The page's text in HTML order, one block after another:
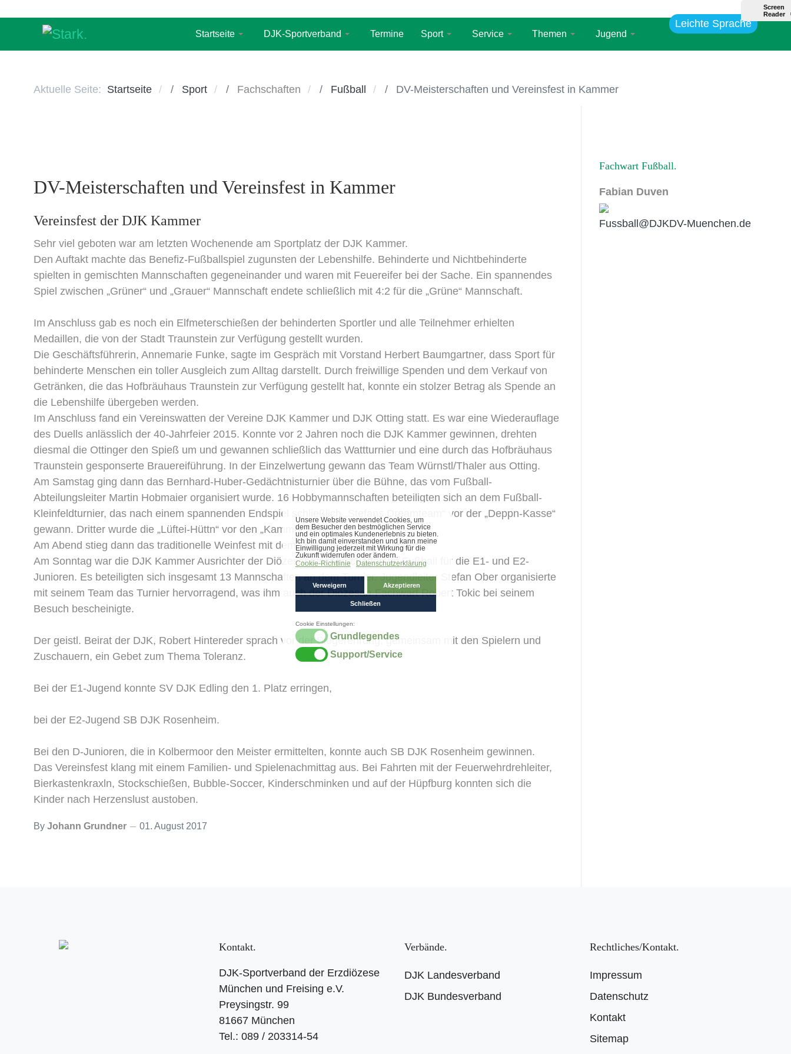
Leichte Sprache
Startseite DJK-Sportverband Termine Sport Service Themen Jugend
Aktuelle Seite: Startseite Sport Fachschaften Fußball DV-Meisterschaften und Vereinsfest in Kammer
DV-Meisterschaften und Vereinsfest in Kammer
Vereinsfest der DJK Kammer
Sehr viel geboten war am letzten Wochenende am Sportplatz der DJK Kammer.
Den Auftakt machte das Benefiz-Fußballspiel zugunsten der Lebenshilfe. Behinderte und Nichtbehinderte
spielten in gemischten Mannschaften gegeneinander und waren mit Feuereifer bei der Sache. Ein spannendes
Spiel zwischen „Grüner“ und „Grauer“ Mannschaft endete schließlich mit 4:2 für die „Grüne“ Mannschaft.
Im Anschluss gab es noch ein Elfmeterschießen der behinderten Sportler und alle Teilnehmer erhielten
Medaillen, die von der Stadt Traunstein zur Verfügung gestellt wurden.
Die Geschäftsführerin, Annemarie Funke, sagte im Gespräch mit Vorstand Herbert Baumgartner, dass Sport für
behinderte Menschen ein toller Ausgleich zum Alltag darstellt. Durch freiwillige Spenden und dem Verkauf von
Getränken, die das Hofbräuhaus Traunstein zur Verfügung gestellt hat, konnte ein stolzer Betrag als Spende an
die Lebenshilfe übergeben werden.
Im Anschluss fand ein Vereinswatten der Vereine DJK Kammer und DJK Otting statt. Es war eine Wiederauflage
des Duells anlässlich der 40-Jahrfeier 2015. Konnte vor 2 Jahren noch die DJK Kammer gewinnen, drehten
diesmal die Ottinger den Spieß um und gewannen schließlich das Wattturnier und eine durch das Hofbräuhaus
Traunstein gesponserte Brauereiführung. In der Einzelwertung gewann das Team Würnstl/Thaler aus Otting.
Am Samstag ging dann das Bernhard-Huber-Gedächtnisturnier über die Bühne, das vom Fußball-
Abteilungsleiter Martin Hobmaier organisiert wurde. 16 Hobbymannschaften beteiligten sich an dem Fußball-
Kleinfeldturnier, das nach einem spannenden Endspiel schließlich „Stefans Dreamteam“ vor der „Deppn-Kasse“
gewann. Dritter wurde die „Lüftei-Hüttn“ vor den „Kammer 98er“.
Am Abend stieg dann das traditionelle Weinfest mit dem Duo „Da oa und da ander“.
Am Sonntag war die DJK Kammer Ausrichter der Diözesanmeisterschaften im Fußball für die E1- und E2-
Junioren. Es beteiligten sich insgesamt 13 Mannschaften an dem Turnier. Jugendleiter Stefan Ober organisierte
mit seinem Team das Turnier hervorragend, was ihm auch der Diözesan-Fachwart Robert Tokic bei seinem
Besuch bescheinigte.
Der geistl. Beirat der DJK, Robert Hintereder sprach vor der Siegerehrung, gemeinsam mit den Spielern und
Zuschauern, ein Gebet zum Thema Toleranz.
Bei der E1-Jugend konnte SV DJK Edling den 1. Platz erringen,
bei der E2-Jugend SB DJK Rosenheim.
Bei den D-Junioren, die in Kolbermoor den Meister ermittelten, konnte auch SB DJK Rosenheim gewinnen.
Das Vereinsfest klang mit einem Familien- und Spielenachmittag aus. Bei Fahrten mit der Feuerwehrdrehleiter,
Bierkastenkraxln, Stockschießen, Bubble-Soccer, Kinderschminken und auf der Hüpfburg konnten sich die
Kinder nach Herzenslust austoben.
By Johann Grundner 01. August 2017
Fachwart Fußball
Fabian Duven
Fussball@DJKDV-Muenchen.de
Kontakt
DJK-Sportverband der Erzdiözese
München und Freising e.V.
Preysingstr. 99
81667 München
Tel.: 089 / 203314-54
Verbände
DJK Landesverband
DJK Bundesverband
Rechtliches/Kontakt
Impressum
Datenschutz
Kontakt
Sitemap